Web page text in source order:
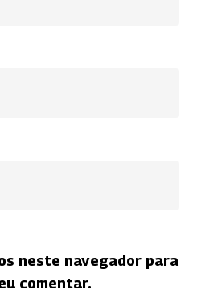
neste navegador para
comentar.